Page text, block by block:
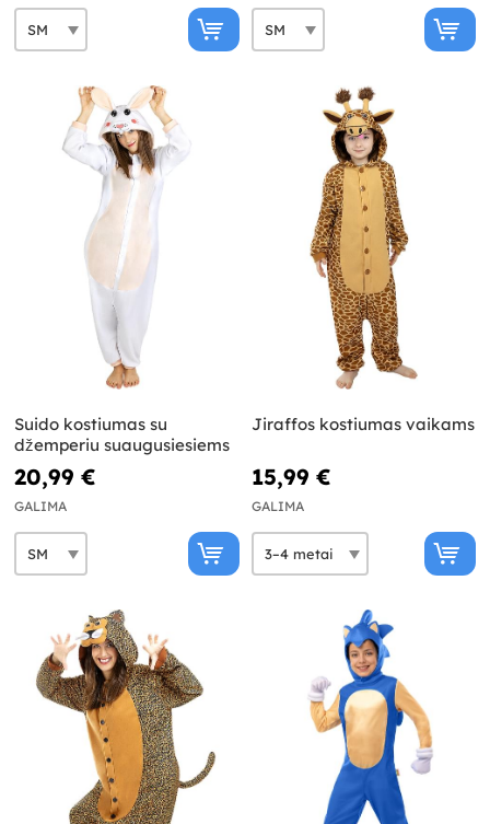
Suido kostiumas su
džemperiu suaugusiesiems
20,99 €
GALIMA
Jiraffos kostiumas vaikams
15,99 €
GALIMA